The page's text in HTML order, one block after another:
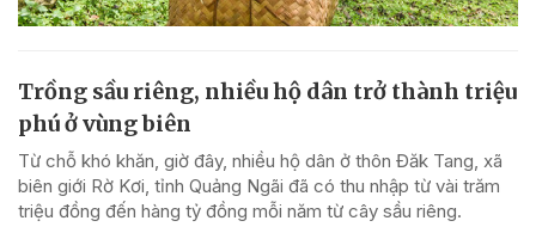
Trồng sầu riêng, nhiều hộ dân trở thành triệu
phú ở vùng biên
Từ chỗ khó khăn, giờ đây, nhiều hộ dân ở thôn Đăk Tang, xã
biên giới Rờ Kơi, tỉnh Quảng Ngãi đã có thu nhập từ vài trăm
triệu đồng đến hàng tỷ đồng mỗi năm từ cây sầu riêng.